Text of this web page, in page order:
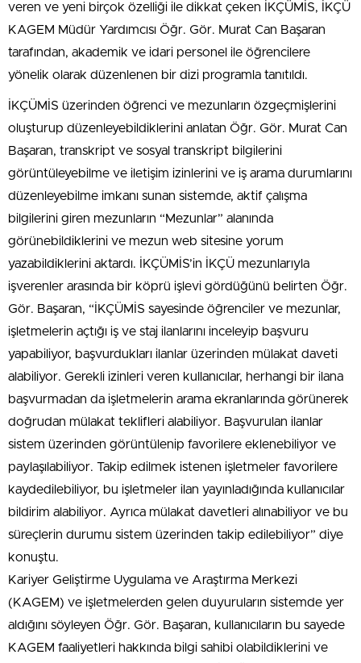
veren ve yeni birçok özelliği ile dikkat çeken İKÇÜMİS, İKÇÜ
KAGEM Müdür Yardımcısı Öğr. Gör. Murat Can Başaran
tarafından, akademik ve idari personel ile öğrencilere
yönelik olarak düzenlenen bir dizi programla tanıtıldı.
İKÇÜMİS üzerinden öğrenci ve mezunların özgeçmişlerini
oluşturup düzenleyebildiklerini anlatan Öğr. Gör. Murat Can
Başaran, transkript ve sosyal transkript bilgilerini
görüntüleyebilme ve iletişim izinlerini ve iş arama durumlarını
düzenleyebilme imkanı sunan sistemde, aktif çalışma
bilgilerini giren mezunların “Mezunlar” alanında
görünebildiklerini ve mezun web sitesine yorum
yazabildiklerini aktardı. İKÇÜMİS’in İKÇÜ mezunlarıyla
işverenler arasında bir köprü işlevi gördüğünü belirten Öğr.
Gör. Başaran, “İKÇÜMİS sayesinde öğrenciler ve mezunlar,
işletmelerin açtığı iş ve staj ilanlarını inceleyip başvuru
yapabiliyor, başvurdukları ilanlar üzerinden mülakat daveti
alabiliyor. Gerekli izinleri veren kullanıcılar, herhangi bir ilana
başvurmadan da işletmelerin arama ekranlarında görünerek
doğrudan mülakat teklifleri alabiliyor. Başvurulan ilanlar
sistem üzerinden görüntülenip favorilere eklenebiliyor ve
paylaşılabiliyor. Takip edilmek istenen işletmeler favorilere
kaydedilebiliyor, bu işletmeler ilan yayınladığında kullanıcılar
bildirim alabiliyor. Ayrıca mülakat davetleri alınabiliyor ve bu
süreçlerin durumu sistem üzerinden takip edilebiliyor” diye
konuştu.
Kariyer Geliştirme Uygulama ve Araştırma Merkezi
(KAGEM) ve işletmelerden gelen duyuruların sistemde yer
aldığını söyleyen Öğr. Gör. Başaran, kullanıcıların bu sayede
KAGEM faaliyetleri hakkında bilgi sahibi olabildiklerini ve